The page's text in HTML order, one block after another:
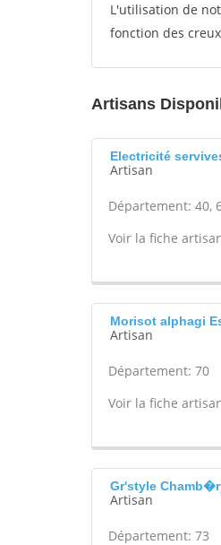
L'utilisation de
fonction des
Artisans
Electricité
Artisan
Département: 40,
Voir la fiche
Morisot alphagi
Artisan
Département: 70
Voir la fiche
Gr'style
Artisan
Département: 73